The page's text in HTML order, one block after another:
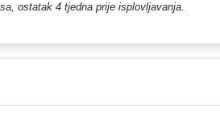
ostatak 4 tjedna prije isplovljavanja.